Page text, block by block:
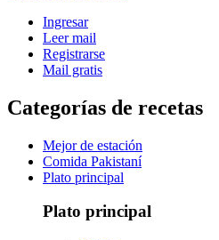
Ingresar
Leer mail
Registrarse
Mail gratis
Categorías de recetas
Mejor de estación
Comida Pakistaní
Plato principal
Plato principal